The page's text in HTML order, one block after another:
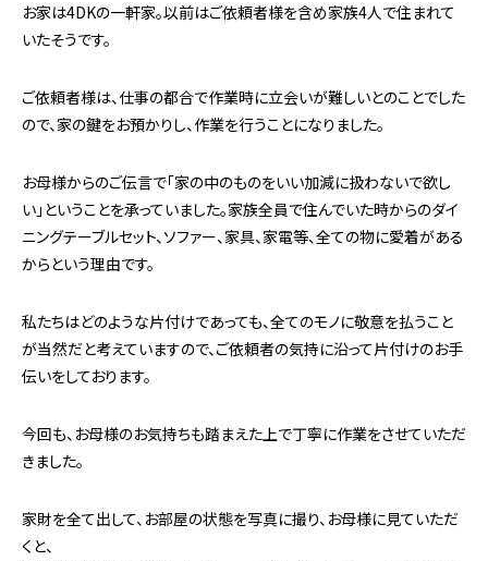
お家は4DKの一軒家。以前はご依頼者様を含め家族4人で住まれて
いたそうです。
ご依頼者様は、仕事の都合で作業時に立会いが難しいとのことでした
ので、家の鍵をお預かりし、作業を行うことになりました。
お母様からのご伝言で「家の中のものをいい加減に扱わないで欲し
い」ということを承っていました。家族全員で住んでいた時からのダイ
ニングテーブルセット、ソファー、家具、家電等、全ての物に愛着がある
からという理由です。
私たちはどのような片付けであっても、全てのモノに敬意を払うこと
が当然だと考えていますので、ご依頼者の気持に沿って片付けのお手
伝いをしております。
今回も、お母様のお気持ちも踏まえた上で丁寧に作業をさせていただ
きました。
家財を全て出して、お部屋の状態を写真に撮り、お母様に見ていただ
くと、